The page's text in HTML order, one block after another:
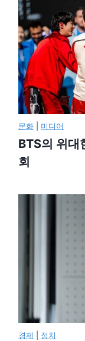
문화 미디어
BTS의 위대
회
경제 정치